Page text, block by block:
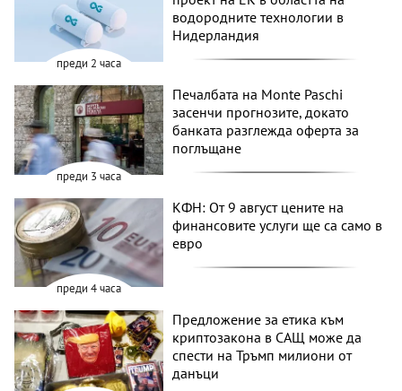
преди 2 часа
водородните технологии в
Нидерландия
преди 3 часа
Печалбата на Monte Paschi
засенчи прогнозите, докато
банката разглежда оферта за
поглъщане
преди 4 часа
КФН: От 9 август цените на
финансовите услуги ще са само в
евро
Предложение за етика към
криптозакона в САЩ може да
спести на Тръмп милиони от
данъци